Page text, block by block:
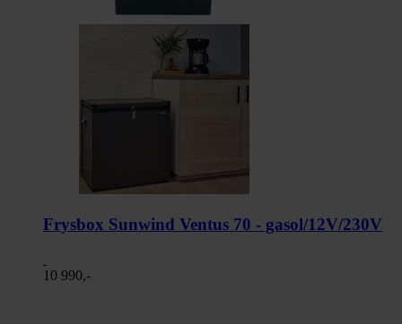
Frysbox Sunwind Ventus 70 - gasol/12V/230V
10 990,-